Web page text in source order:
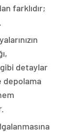
farklıdır;
detaylar
depolama